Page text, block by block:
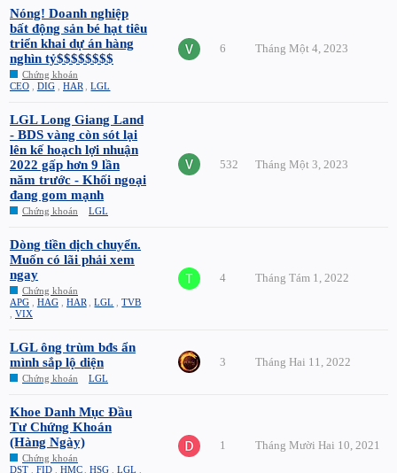
Nóng! Doanh nghiệp
bất động sản bé hạt tiêu
triển khai dự án hàng
nghìn tỷ$$$$$$$$
Chứng khoán
CEO
DIG HAR ,LGL
6 Tháng Một 4, 2023
LGL Long Giang Land
- BDS vàng còn sót lại
lên kế hoạch lợi nhuận
2022 gấp hơn 9 lần
năm trước - Khối ngoại
đang gom mạnh
Chứng khoán LGL
532 Tháng Một 3, 2023
Dòng tiền dịch chuyển.
Muốn có lãi phải xem
ngay
Chứng khoán
APG
HAG HAR ,LGL ,TVB
VIX
4 Tháng Tám 1, 2022
LGL ông trùm bđs ẩn
mình sắp lộ diện
Chứng khoán LGL
3 Tháng Hai 11, 2022
Khoe Danh Mục Đầu
Tư Chứng Khoán
(Hàng Ngày)
Chứng khoán
DST
FID HMC ,HSG ,LGL
1 Tháng Mười Hai 10, 2021